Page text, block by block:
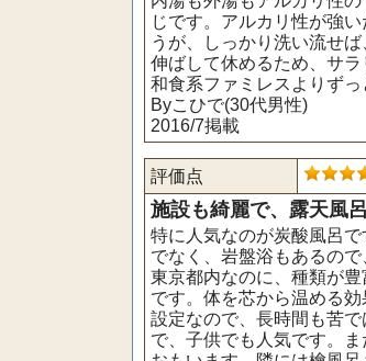
じです。アルカリ性が強
うが、しっかり洗い流せ
伸ばして休めるため、サ
和食系ファミレスよりずっ
Byこひで(30代男性)
2016/7掲載
評価点
施設も綺麗で、露天風
特に人気なのが炭酸風呂
でなく、岩盤浴もあるの
東京都内なのに、種類が
です。体を芯から温める
設定なので、長時間も苦
で、子供でも人気です。